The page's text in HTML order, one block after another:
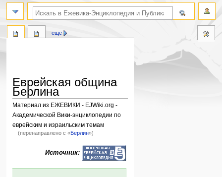
Еврейская община
Берлина
Материал из ЕЖЕВИКИ - EJWiki.org -
Академической Вики-энциклопедии по
еврейским и израильским темам
(перенаправлено с «Берлин»)
Источник:
ещё
поиск по словам